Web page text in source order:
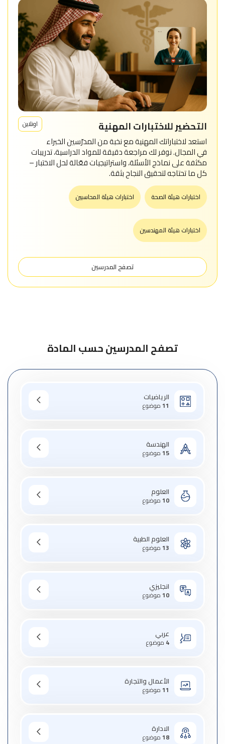
اونلاين التحضير للاختبارات المهنية
استعد لاختباراتك المهنية مع نخبة من المدرّسين الخبراء
في المجال. نوفر لك مراجعة دقيقة للمواد الدراسية، تدريبات
مكثفة على نماذج الأسئلة، واستراتيجيات فعّالة لحل الاختبار –
كل ما تحتاجه لتحقيق النجاح بثقة.
اختبارات هيئة الصحة اختبارات هيئة المحاسبين
اختبارات هيئة المهندسين
تصفح المدرسين
تصفح المدرسين حسب المادة
الرياضيات
11موضوع
الهندسة
15موضوع
العلوم
10موضوع
العلوم الطبية
13موضوع
انجليزي
10موضوع
عربي
4 موضوع
الأعمال والتجارة
11موضوع
الادارة
18موضوع